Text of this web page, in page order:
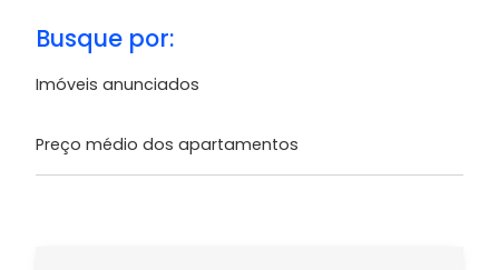
Busque por:
Imóveis anunciados
Preço médio dos apartamentos